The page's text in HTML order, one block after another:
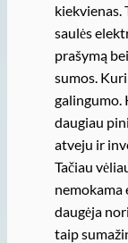
kiekvienas.
saulės
prašymą
sumos.
galingumo.
daugiau
atveju ir
Tačiau
nemokama
daugėja
taip